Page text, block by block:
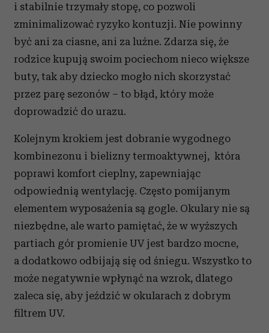
i stabilnie trzymały stopę, co pozwoli
zminimalizować ryzyko kontuzji. Nie powinny
być ani za ciasne, ani za luźne. Zdarza się, że
rodzice kupują swoim pociechom nieco większe
buty, tak aby dziecko mogło nich skorzystać
przez parę sezonów – to błąd, który może
doprowadzić do urazu.
Kolejnym krokiem jest dobranie wygodnego
kombinezonu i bielizny termoaktywnej, która
poprawi komfort cieplny, zapewniając
odpowiednią wentylację. Często pomijanym
elementem wyposażenia są gogle. Okulary nie są
niezbędne, ale warto pamiętać, że w wyższych
partiach gór promienie UV jest bardzo mocne,
a dodatkowo odbijają się od śniegu. Wszystko to
może negatywnie wpłynąć na wzrok, dlatego
zaleca się, aby jeździć w okularach z dobrym
filtrem UV.